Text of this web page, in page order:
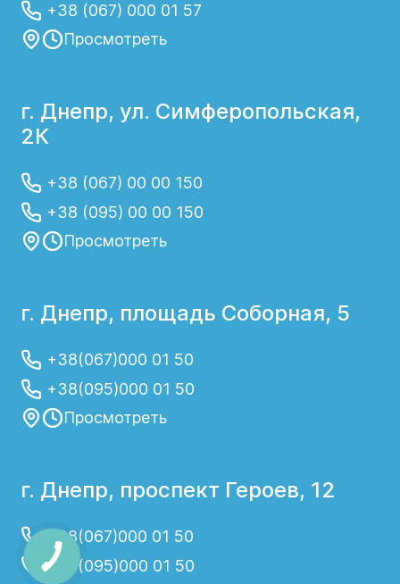
+38 (067) 000 01 57
Просмотреть
г. Днепр, ул. Симферопольская,
2К
+38 (067) 00 00 150
+38 (095) 00 00 150
Просмотреть
г. Днепр, площадь Соборная, 5
+38(067)000 01 50
+38(095)000 01 50
Просмотреть
г. Днепр, проспект Героев, 12
+38(067)000 01 50
+38(095)000 01 50